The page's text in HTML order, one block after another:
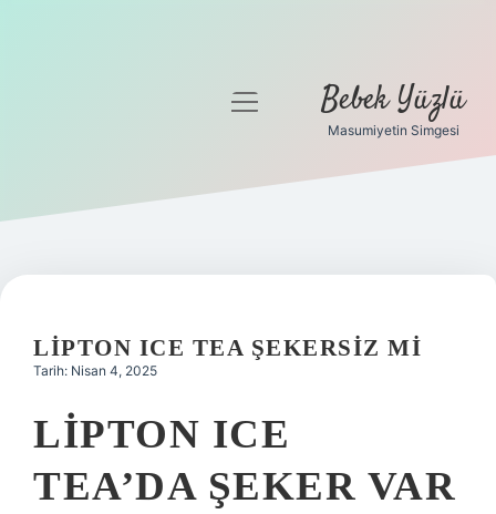
Gizlilik Politikası
Yasal Uyarı
menüyü
Bebek Yüzlü
Masumiyetin Simgesi
LIPTON ICE TEA ŞEKERSIZ MI
Tarih: Nisan 4, 2025
LIPTON ICE
TEA’DA ŞEKER VAR